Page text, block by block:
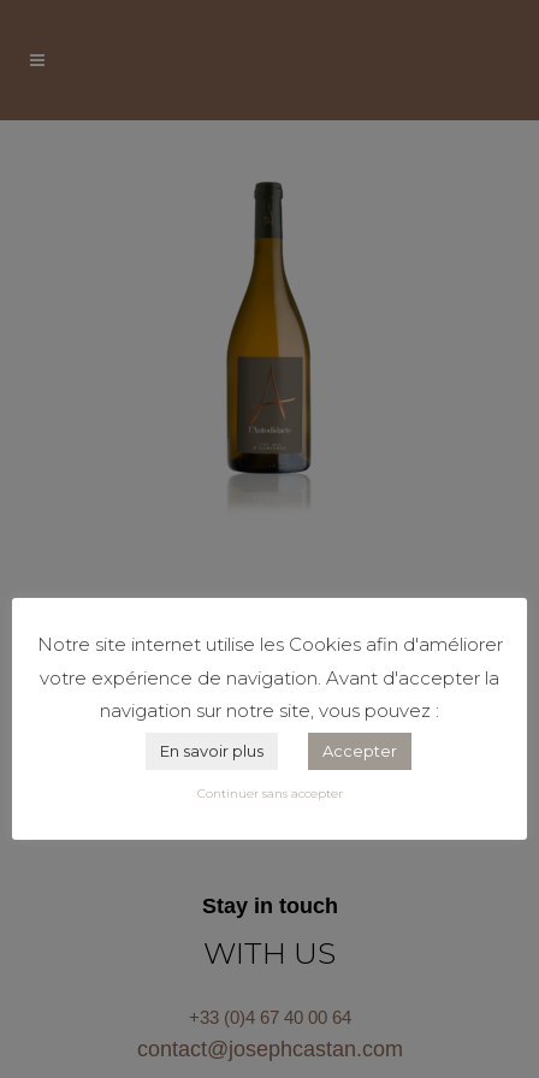
Stay in touch
WITH US
+33 (0)4 67 40 00 64
contact@josephcastan.com
Notre site internet utilise les Cookies afin d'améliorer
votre expérience de navigation. Avant d'accepter la
navigation sur notre site, vous pouvez :
En savoir plus Accepter
Continuer sans accepter